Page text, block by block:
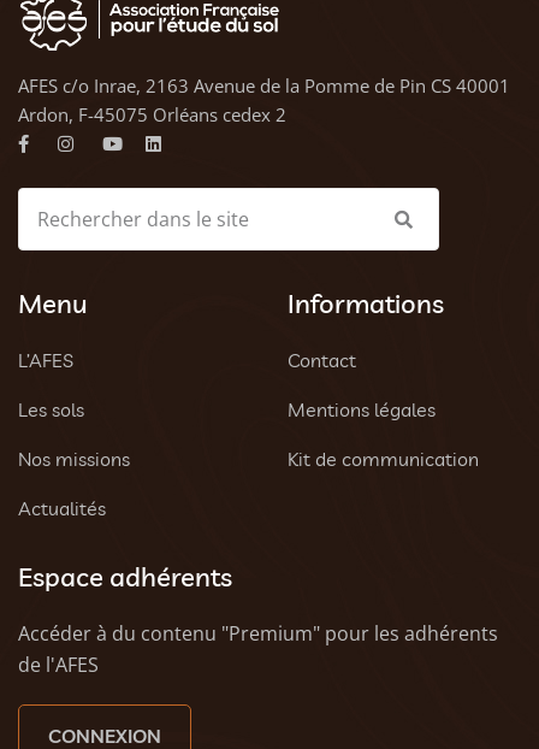
AFES c/o Inrae, 2163 Avenue de la Pomme de Pin CS 40001
Ardon, F-45075 Orléans cedex 2
Menu
L’AFES
Les sols
Nos missions
Actualités
Informations
Contact
Mentions légales
Kit de communication
Espace adhérents
Accéder à du contenu "Premium" pour les adhérents
de l'AFES
CONNEXION